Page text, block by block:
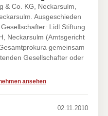
& Co. KG, Neckarsulm,
Ausgeschieden
Lidl Stiftung
Neckarsulm (Amtsgericht
gemeinsam
Gesellschafter oder
ansehen
02.11.2010